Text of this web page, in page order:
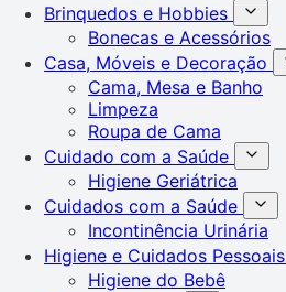
Brinquedos e Hobbies
Bonecas e Acessórios
Casa, Móveis e Decoração
Cama, Mesa e Banho
Limpeza
Roupa de Cama
Cuidado com a Saúde
Higiene Geriátrica
Cuidados com a Saúde
Incontinência Urinária
Higiene e Cuidados Pessoais
Higiene do Bebê